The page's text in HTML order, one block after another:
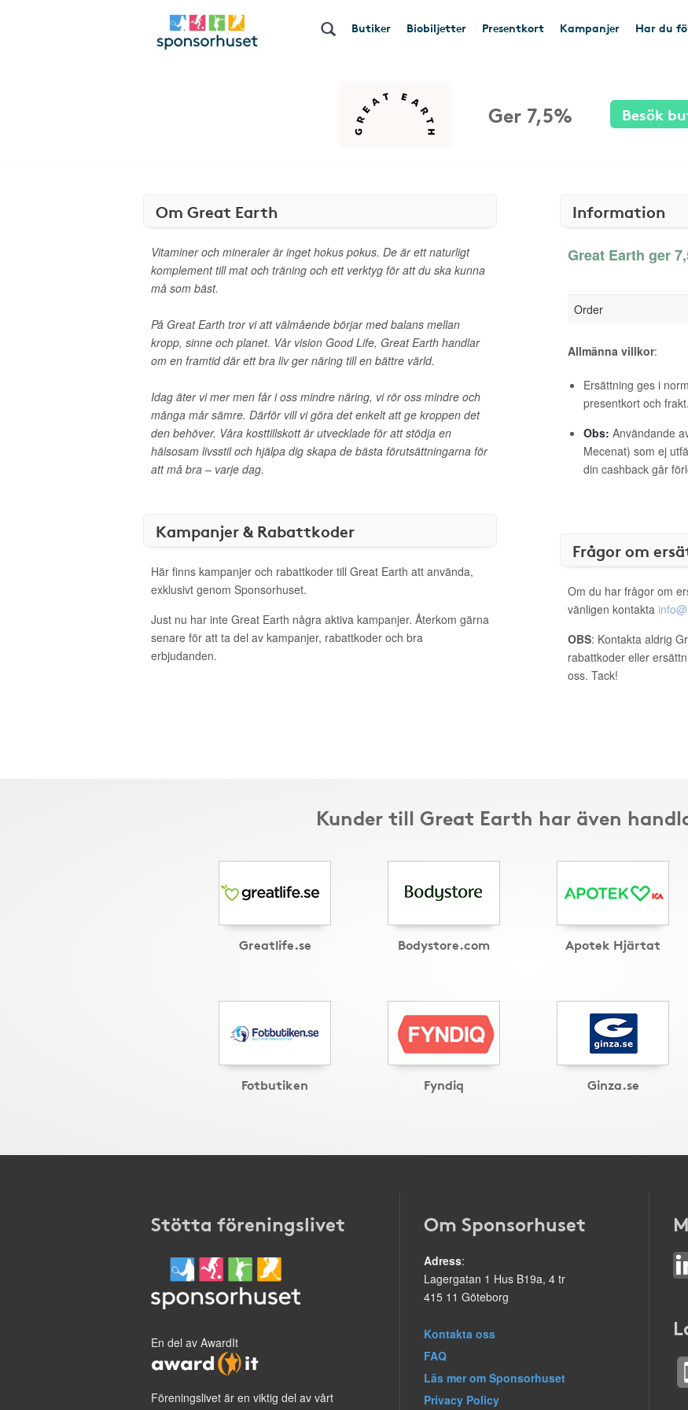
Butiker Biobiljetter Presentkort Kampanjer Har du
Ger 7,5% Besök
Om Great Earth
Vitaminer och mineraler är inget hokus pokus. De är ett naturligt
komplement till mat och träning och ett verktyg för att du ska kunna
må som bäst.
På Great Earth tror vi att välmående börjar med balans mellan
kropp, sinne och planet. Vår vision Good Life, Great Earth handlar
om en framtid där ett bra liv ger näring till en bättre värld.
Idag äter vi mer men får i oss mindre näring, vi rör oss mindre och
många mår sämre. Därför vill vi göra det enkelt att ge kroppen det
den behöver. Våra kosttillskott är utvecklade för att stödja en
hälsosam livsstil och hjälpa dig skapa de bästa förutsättningarna för
att må bra – varje dag.
Kampanjer & Rabattkoder
Här finns kampanjer och rabattkoder till Great Earth att använda,
exklusivt genom Sponsorhuset.
Just nu har inte Great Earth några aktiva kampanjer. Återkom gärna
senare för att ta del av kampanjer, rabattkoder och bra
erbjudanden.
Information
Great Earth ger
Order
Allmänna villkor:
Ersättning ges i
presentkort och frakt.
Obs: Användande
Mecenat) som ej
din cashback går
Frågor om
Om du har frågor om
vänligen kontakta
OBS: Kontakta aldrig
rabattkoder eller
oss. Tack!
Kunder till Great Earth har även
Greatlife.se Bodystore.com Apotek Hjärtat
Fotbutiken Fyndiq Ginza.se
Stötta föreningslivet
En del av AwardIt
Föreningslivet är en viktig del av vårt
Om Sponsorhuset
Adress:
Lagergatan 1 Hus B19a, 4 tr
415 11 Göteborg
Kontakta oss
FAQ
Läs mer om Sponsorhuset
Privacy Policy